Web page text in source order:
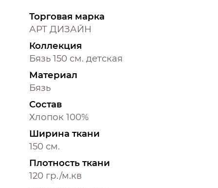
Торговая марка
АРТ ДИЗАЙН
Коллекция
Бязь 150 см. детская
Материал
Бязь
Состав
Хлопок 100%
Ширина ткани
150 см.
Плотность ткани
120 гр./м.кв